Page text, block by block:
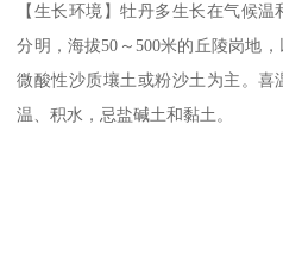
【生长环境】牡丹多生长在气候
分明，海拔50～500米的丘陵岗地
微酸性沙质壤土或粉沙土为主。
温、积水，忌盐碱土和黏土。